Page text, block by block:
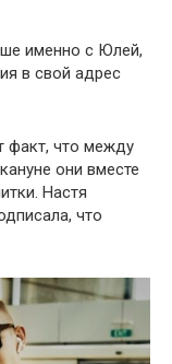
именно с Юлей,
в свой адрес
факт, что между
они вместе
Настя
что